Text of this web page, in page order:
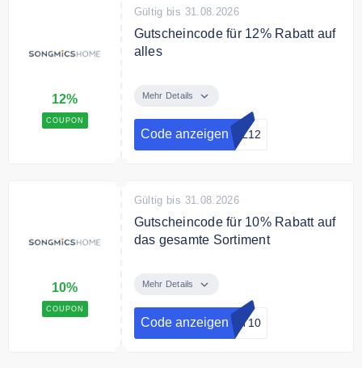
ausgeschlossen
12%
COUPON
Gültig bis 31.08.2026
Gutscheincode für 12% Rabatt auf
alles
Gutscheincode 12% auf alle
Bedingungen
Mehr Details
Code anzeigen OL12
10%
COUPON
Gültig bis 31.08.2026
Gutscheincode für 10% Rabatt auf
das gesamte Sortiment
10% Rabatt auf das gesamte
Sortiment zu sparen.
Mehr Details
Code anzeigen UT10